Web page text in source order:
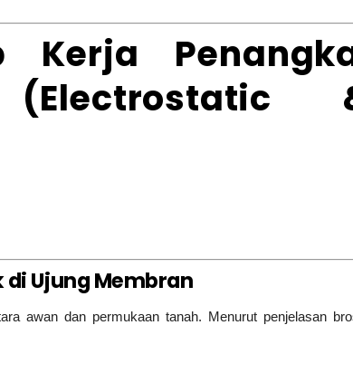
Kerja
Ujung Membran
awan dan permukaan tanah. Menurut penjelasan